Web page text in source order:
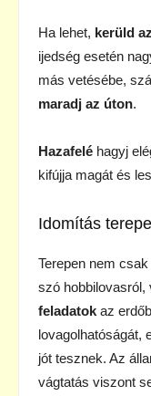
Ha lehet, kerüld
ijedség esetén
más vetésébe,
maradj az úton.
Hazafelé hagyj
kifújja magát és
Idomítás
Terepen nem
szó hobbilovasról,
feladatok az
lovagolhatóságát,
jót tesznek. Az
vágtatás viszont